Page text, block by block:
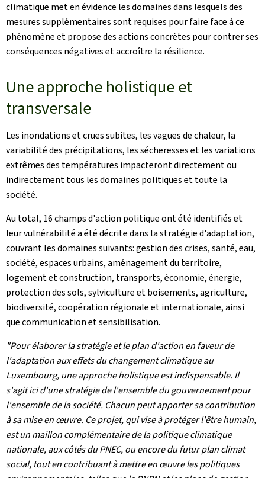
climatique met en évidence les domaines dans lesquels des
mesures supplémentaires sont requises pour faire face à ce
phénomène et propose des actions concrètes pour contrer ses
conséquences négatives et accroître la résilience.
Une approche holistique et
transversale
Les inondations et crues subites, les vagues de chaleur, la
variabilité des précipitations, les sécheresses et les variations
extrêmes des températures impacteront directement ou
indirectement tous les domaines politiques et toute la
société.
Au total, 16 champs d'action politique ont été identifiés et
leur vulnérabilité a été décrite dans la stratégie d'adaptation,
couvrant les domaines suivants: gestion des crises, santé, eau,
société, espaces urbains, aménagement du territoire,
logement et construction, transports, économie, énergie,
protection des sols, sylviculture et boisements, agriculture,
biodiversité, coopération régionale et internationale, ainsi
que communication et sensibilisation.
"Pour élaborer la stratégie et le plan d'action en faveur de
l'adaptation aux effets du changement climatique au
Luxembourg, une approche holistique est indispensable. Il
s'agit ici d'une stratégie de l'ensemble du gouvernement pour
l'ensemble de la société. Chacun peut apporter sa contribution
à sa mise en œuvre. Ce projet, qui vise à protéger l'être humain,
est un maillon complémentaire de la politique climatique
nationale, aux côtés du PNEC, ou encore du futur plan climat
social, tout en contribuant à mettre en œuvre les politiques